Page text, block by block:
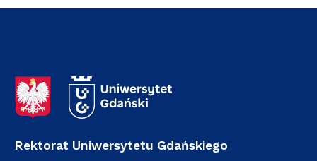
Adres Rektoratu
Rektorat Uniwersytetu Gdańskiego